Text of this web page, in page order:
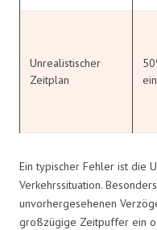
Unrealistischer
Zeitplan
Ein typischer Fehler ist die
Verkehrssituation.
unvorhergesehenen
großzügige Zeitpuffer ein